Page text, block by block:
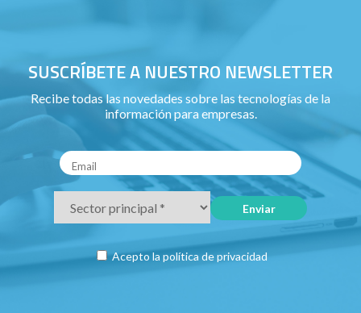
SUSCRÍBETE A NUESTRO NEWSLETTER
Recibe todas las novedades sobre las tecnologías de la
información para empresas.
Acepto la política de privacidad